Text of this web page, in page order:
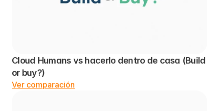
Cloud Humans vs hacerlo dentro de casa (Build
or buy?)
Ver comparación